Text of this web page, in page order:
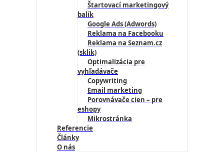
Štartovací marketingový
balík
Google Ads (Adwords)
Reklama na Facebooku
Reklama na Seznam.cz
(sklik)
Optimalizácia pre
vyhľadávače
Copywriting
Email marketing
Porovnávače cien – pre
eshopy
Mikrostránka
Referencie
Články
O nás